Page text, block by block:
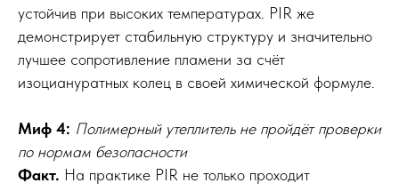
устойчив при высоких температурах. PIR же
демонстрирует стабильную структуру и значительно
лучшее сопротивление пламени за счёт
изоциануратных колец в своей химической формуле.
Миф 4: Полимерный утеплитель не пройдёт проверки
по нормам безопасности
Факт. На практике PIR не только проходит